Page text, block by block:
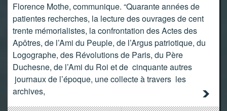
Florence Mothe, communique. “Quarante années de
patientes recherches, la lecture des ouvrages de cent
trente mémorialistes, la confrontation des Actes des
Apôtres, de l’Ami du Peuple, de l’Argus patriotique, du
Logographe, des Révolutions de Paris, du Père
Duchesne, de l’Ami du Roi et de cinquante autres
journaux de l’époque, une collecte à travers les
archives,